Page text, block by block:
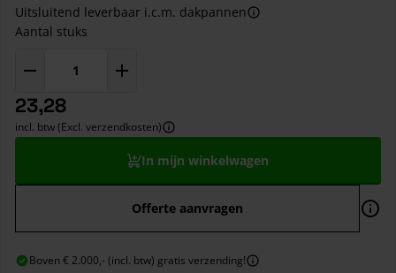
Uitsluitend leverbaar i.c.m. dakpannen
Aantal stuks
23,28
incl. btw (Excl. verzendkosten)
In mijn winkelwagen
Offerte aanvragen
Boven € 2.000,- (incl. btw) gratis verzending!